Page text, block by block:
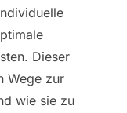
Dieser
Wege zur
wie sie zu